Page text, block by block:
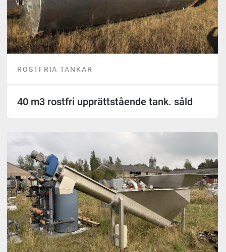
ROSTFRIA TANKAR
40 m3 rostfri upprättstående tank. såld